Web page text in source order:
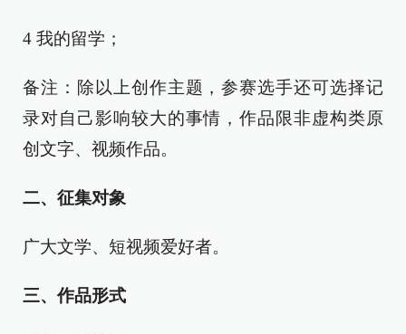
4 我的留学；
备注：除以上创作主题，参赛选手还可选择记
录对自己影响较大的事情，作品限非虚构类原
创文字、视频作品。
二、征集对象
广大文学、短视频爱好者。
三、作品形式